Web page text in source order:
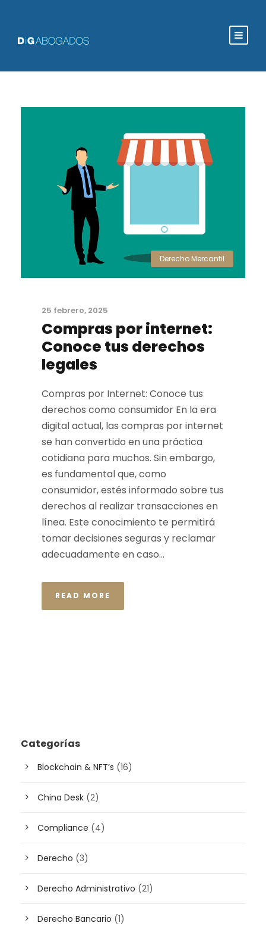
Derecho Mercantil
25 febrero, 2025
Compras por internet:
Conoce tus derechos
legales
Compras por Internet: Conoce tus
derechos como consumidor En la era
digital actual, las compras por internet
se han convertido en una práctica
cotidiana para muchos. Sin embargo,
es fundamental que, como
consumidor, estés informado sobre tus
derechos al realizar transacciones en
línea. Este conocimiento te permitirá
tomar decisiones seguras y reclamar
adecuadamente en caso...
READ MORE
Categorías
Blockchain & NFT’s (16)
China Desk (2)
Compliance (4)
Derecho (3)
Derecho Administrativo (21)
Derecho Bancario (1)